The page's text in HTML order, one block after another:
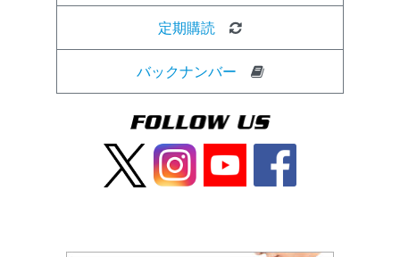
定期購読
バックナンバー